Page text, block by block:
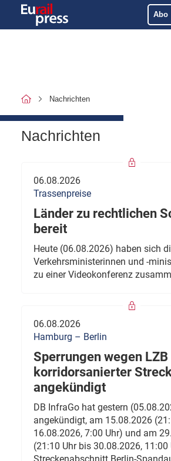
Abo
Nachrichten
Nachrichten
06.08.2026
Trassenpreise
Länder zu rechtlichen
bereit
Heute (06.08.2026) haben sich
Verkehrsministerinnen und -
zu einer Videokonferenz
06.08.2026
Hamburg – Berlin
Sperrungen wegen
korridorsanierter
angekündigt
DB InfraGo hat gestern
angekündigt, am 15.08.2026
16.08.2026, 7:00 Uhr) und am
(21:10 Uhr bis 30.08.2026, 11:00